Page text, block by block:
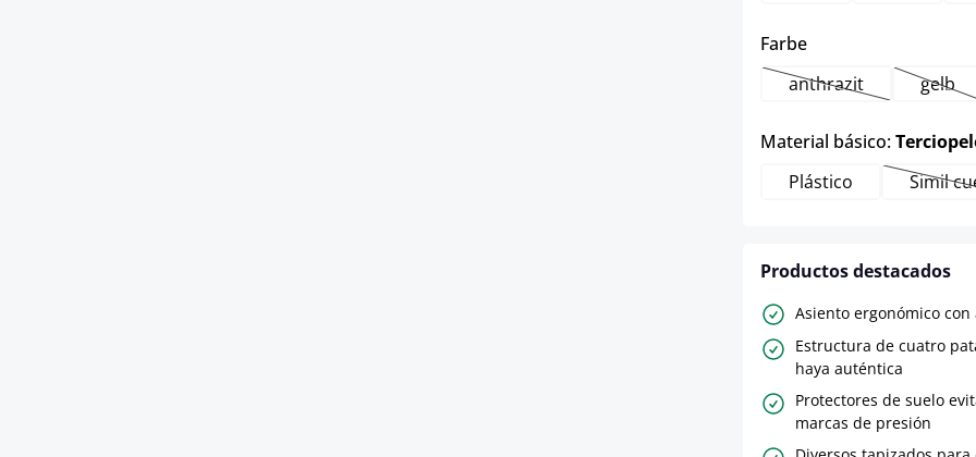
Farbeselect
anthrazit(Esta opción nogelb
Material básico:
Plástico
Simil
Productos destacados
Asiento ergonómico
Estructura de cuatro
haya auténtica
Protectores de suelo
marcas de presión